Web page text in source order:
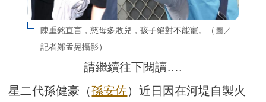
陳重銘直言，慈母多敗兒，孩子絕對不能寵。（圖／
記者鄭孟晃攝影）
請繼續往下閱讀….
星二代孫健豪（孫安佐）近日因在河堤自製火